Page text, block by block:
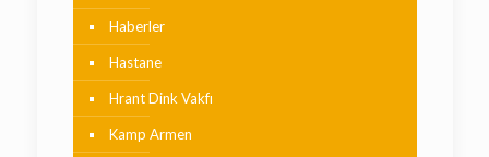
Haberler
Hastane
Hrant Dink Vakfı
Kamp Armen